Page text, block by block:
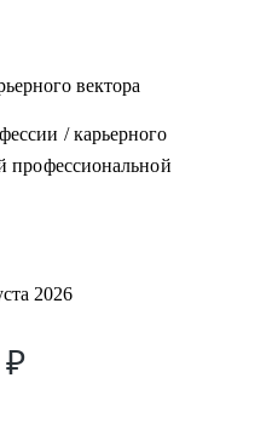
вектора
/ карьерного
профессиональной
2026
₽